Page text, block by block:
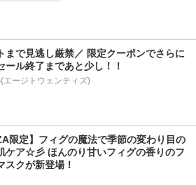
まで見逃し厳禁／ 限定クーポンでさらに
ール終了まであと少し！！
エージトウェンティズ)
限定】フィグの魔法で季節の変わり目の
ケア☆彡 ほんのり甘いフィグの香りのフ
スクが新登場！